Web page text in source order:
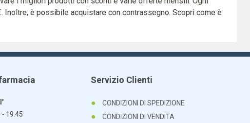
è possibile acquistare con contrassegno. Scopri come è
- 19.45
Servizio Clienti
CONDIZIONI DI SPEDIZIONE
CONDIZIONI DI VENDITA